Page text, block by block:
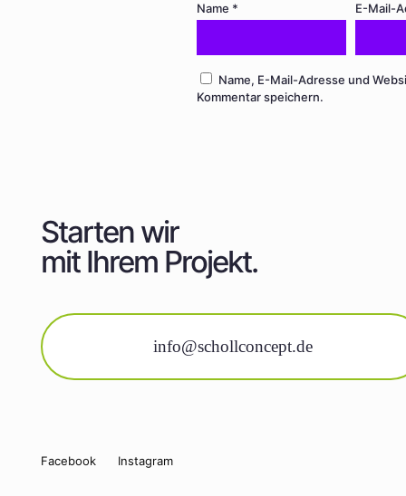
Name * E-Mail-
Name, E-Mail-Adresse und
Kommentar speichern.
Starten wir
mit Ihrem Projekt.
info@schollconcept.de
Facebook Instagram